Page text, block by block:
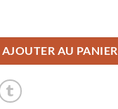
AJOUTER AU PANIER